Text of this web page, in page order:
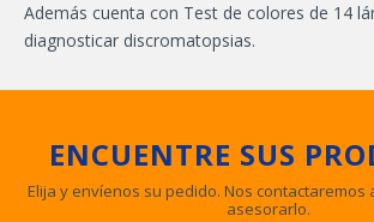
Además cuenta con Test de colores de 14
diagnosticar discromatopsias.
ENCUENTRE SUS
Elija y envíenos su pedido. Nos contactaremos
asesorarlo.